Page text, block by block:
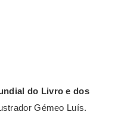
do Livro e dos
Gémeo Luís.